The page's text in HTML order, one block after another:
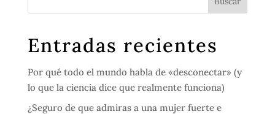
Entradas recientes
Por qué todo el mundo habla de «desconectar» (y
lo que la ciencia dice que realmente funciona)
¿Seguro de que admiras a una mujer fuerte e